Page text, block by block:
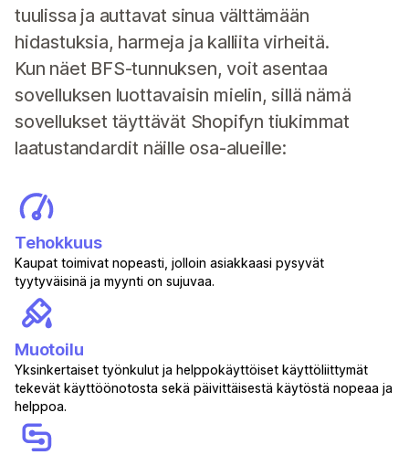
tuulissa ja auttavat sinua välttämään
hidastuksia, harmeja ja kalliita virheitä.
Kun näet BFS-tunnuksen, voit asentaa
sovelluksen luottavaisin mielin, sillä nämä
sovellukset täyttävät Shopifyn tiukimmat
laatustandardit näille osa-alueille:
Tehokkuus
Kaupat toimivat nopeasti, jolloin asiakkaasi pysyvät
tyytyväisinä ja myynti on sujuvaa.
Muotoilu
Yksinkertaiset työnkulut ja helppokäyttöiset käyttöliittymät
tekevät käyttöönotosta sekä päivittäisestä käytöstä nopeaa ja
helppoa.